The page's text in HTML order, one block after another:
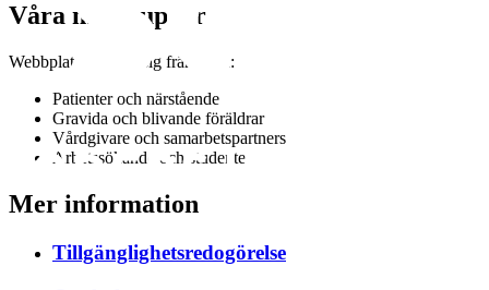
Våra målgrupper
Webbplatsen riktar sig främst till:
Patienter och närstående
Gravida och blivande föräldrar
Vårdgivare och samarbetspartners
Arbetssökande och studenter
Mer information
Tillgänglighetsredogörelse